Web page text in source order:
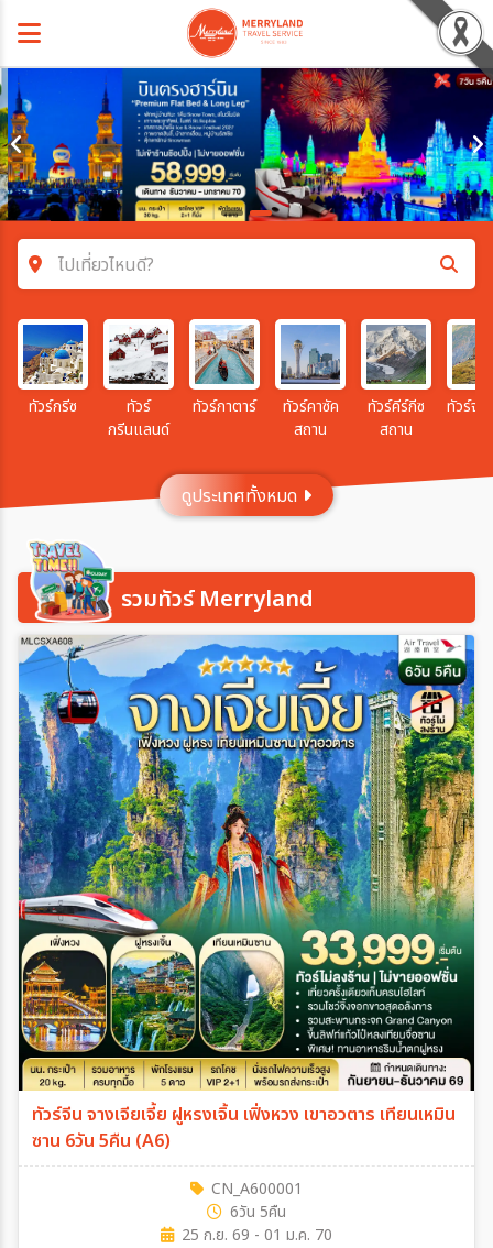
ไปเที่ยวไหนดี?
ค้นหาโปรแกรมทัวร์
คำค้นหา
ประเทศ
เมือง
สายการบิน
ตั้งแต่วันที่
ถึงวันที่
เฉพาะเดือน
เฉพาะเทศกาล
ระหว่าง
ค้นหา
ทัวร์กรีซ
ทัวร์
กรีนแลนด์
ทัวร์กาตาร์
ทัวร์คาซัค
สถาน
ทัวร์คีร์กีซ
สถาน
ทัวร์จอ
ดูประเทศทั้งหมด
รวมทัวร์ Merryland
ทัวร์จีน จางเจียเจี้ย ฝูหรงเจิ้น เฟิ่งหวง เขาอวตาร เทียนเหมิน
ซาน 6วัน 5คืน (A6)
CN_A600001
6วัน 5คืน
25 ก.ย. 69 - 01 ม.ค. 70